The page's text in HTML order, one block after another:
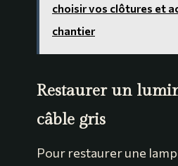
choisir vos clôtures et
chantier
Restaurer un
câble gris
Pour restaurer une